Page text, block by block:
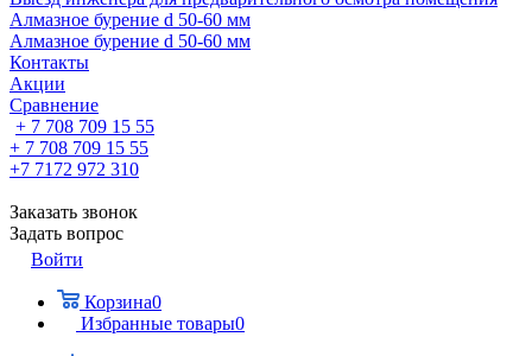
Алмазное бурение d 50-60 мм
Алмазное бурение d 50-60 мм
Контакты
Акции
Сравнение
+ 7 708 709 15 55
+ 7 708 709 15 55
+7 7172 972 310
Заказать звонок
Задать вопрос
Войти
Корзина0
Избранные товары0